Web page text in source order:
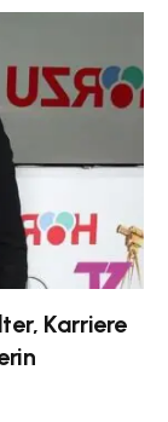
Karriere